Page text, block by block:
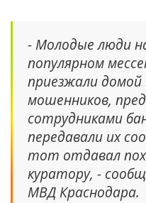
- Молодые люди
популярном
приезжали
мошенников,
сотрудниками
передавали их
тот отдавал
куратору, -
МВД Краснодара.